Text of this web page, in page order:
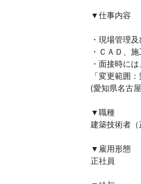
▼仕事内容
・現場管理
・ＣＡＤ、
・面接時に
「変更範囲
(愛知県名古
▼職種
建築技術者
▼雇用形態
正社員